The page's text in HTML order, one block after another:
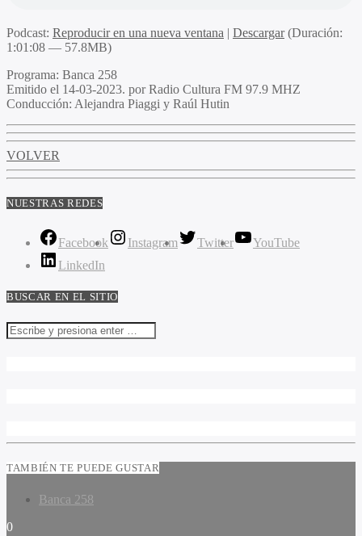
Podcast: Reproducir en una nueva ventana | Descargar(Duración:
1:01:08 — 57.8MB)
Programa: Banca 258
Emitido el 14-03-2023. por Radio Cultura FM 97.9 MHZ
Conducción: Alejandra Piaggi y Raúl Hutin
VOLVER
NUESTRAS REDES
Facebook Instagram Twitter
YouTube
LinkedIn
BUSCAR EN EL SITIO
TAMBIÉN TE PUEDE GUSTAR
Banca 258
0